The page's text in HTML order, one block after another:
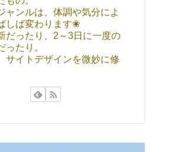
ャンルは、体調や気分によ
しば変わります❀
だったり、2～3日に一度の
ったり。
サイトデザインを微妙に修